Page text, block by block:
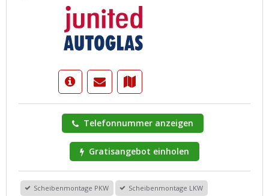
Telefonnummer anzeigen
Gratisangebot einholen
Scheibenmontage PKW Scheibenmontage LKW